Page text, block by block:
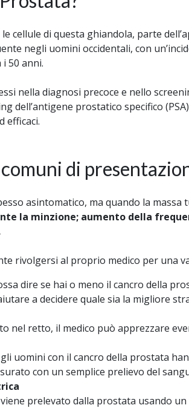
cellule di questa ghiandola, parte
negli uomini occidentali, con
50 anni.
nella diagnosi precoce e nello
dell’antigene prostatico specifico
efficaci.
di
asintomatico, ma quando la
la minzione; aumento della
rivolgersi al proprio medico per una
dire se hai o meno il cancro della
a decidere quale sia la migliore
nel retto, il medico può apprezzare
uomini con il cancro della prostata
con un semplice prelievo del
prelevato dalla prostata usando